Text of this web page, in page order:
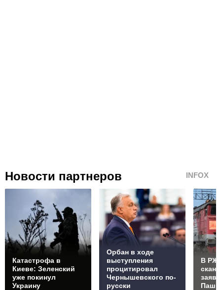
Новости партнеров INFOX
Катастрофа в
Киеве: Зеленский
уже покинул
Украину
Орбан в ходе
выступления
процитировал
Чернышевского по-
русски
В